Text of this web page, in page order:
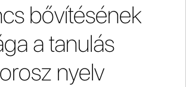
bővítésének
a tanulás
nyelv